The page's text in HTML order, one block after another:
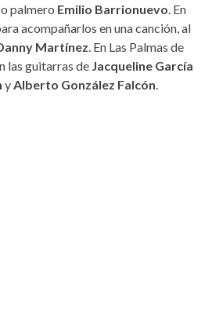
palmero Emilio Barrionuevo . En
acompañarlos en una canción, al
Martínez . En Las Palmas de
las guitarras de Jacqueline García
y Alberto González Falcón